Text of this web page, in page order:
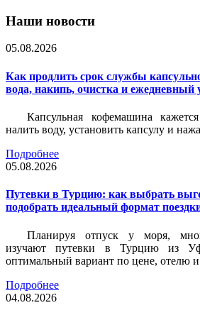
Наши новости
05.08.2026
Как продлить срок службы
вода, накипь, очистка и ежедневный
Капсульная кофемашина
налить воду, установить капсулу и
Подробнее
05.08.2026
Путевки в Турцию: как выбрать
подобрать идеальный формат
Планируя отпуск у моря,
изучают путевки в Турцию из
оптимальный вариант по цене, отелю и
Подробнее
04.08.2026